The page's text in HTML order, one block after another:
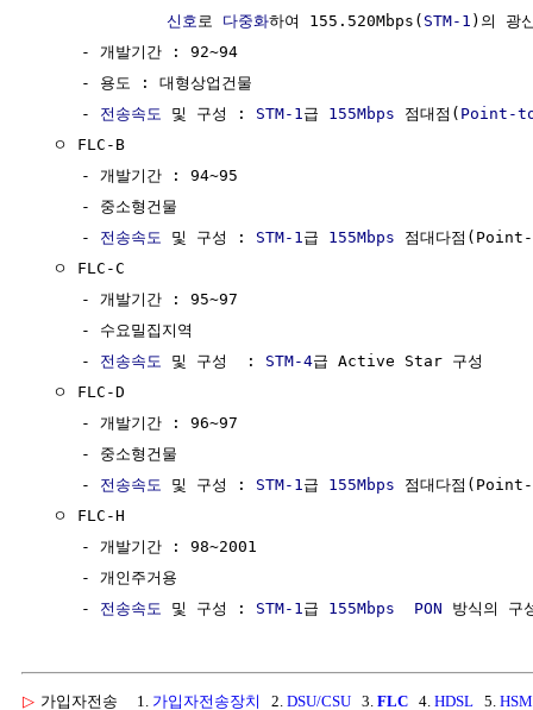
신호 로 다중화하여 155.520Mbps( STM-1 )의 광
     - 개발기간 : 92~94
     - 용도 : 대형상업건물
     -
전송속도 및 구성 : STM-1 급 155Mbps 점대점( Point-
  ㅇ FLC-B
     - 개발기간 : 94~95
     - 중소형건물
     -
전송속도 및 구성 : STM-1 급 155Mbps 점대다점
  ㅇ FLC-C
     - 개발기간 : 95~97
     - 수요밀집지역
     -
전송속도 및 구성  : STM-4급 Active Star 구성
  ㅇ FLC-D
     - 개발기간 : 96~97
     - 중소형건물
     -
전송속도 및 구성 : STM-1 급 155Mbps 점대다점
  ㅇ FLC-H
     - 개발기간 : 98~2001
     - 개인주거용
     -
전송속도 및 구성 : STM-1 급 155Mbps PON
▷ 가입자전송 1. 가입자전송장치 2. DSU/CSU 3. FLC 4. HDSL 5. HSM